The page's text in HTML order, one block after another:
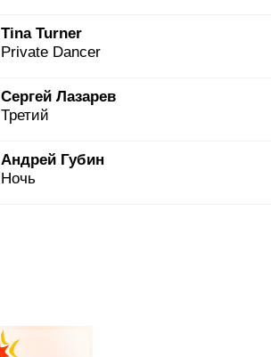
Tina Turner
Private Dancer
Сергей Лазарев
Третий
Андрей Губин
Ночь